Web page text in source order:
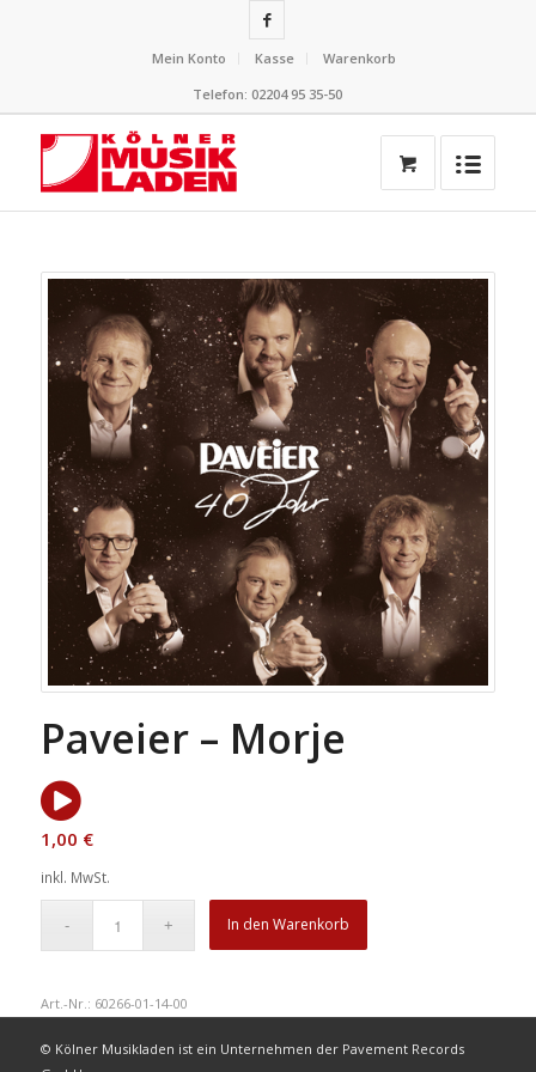
Mein Konto Kasse
Warenkorb
Telefon: 02204 95 35-50
Paveier – Morje
1,00 €
inkl. MwSt.
In den Warenkorb
Art.-Nr.: 60266-01-14-00
© Kölner Musikladen ist ein Unternehmen der Pavement Records